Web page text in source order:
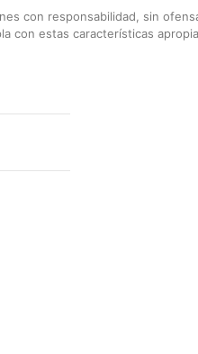
con responsabilidad, sin
con estas características